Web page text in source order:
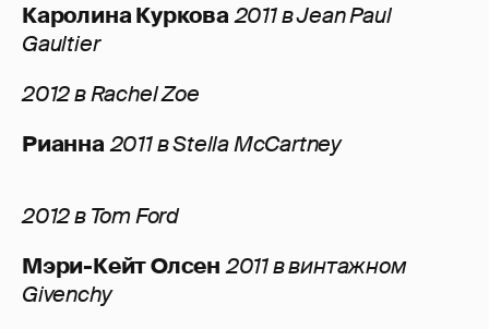
Каролина Куркова2011 в Jean Paul
Gaultier
2012 в Rachel Zoe
Рианна2011 в Stella McCartney
2012 в Tom Ford
Мэри-Кейт Олсен 2011 в винтажном
Givenchy